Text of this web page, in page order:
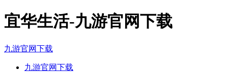
宜华生活-九游官网下载
九游官网下载
九游官网下载